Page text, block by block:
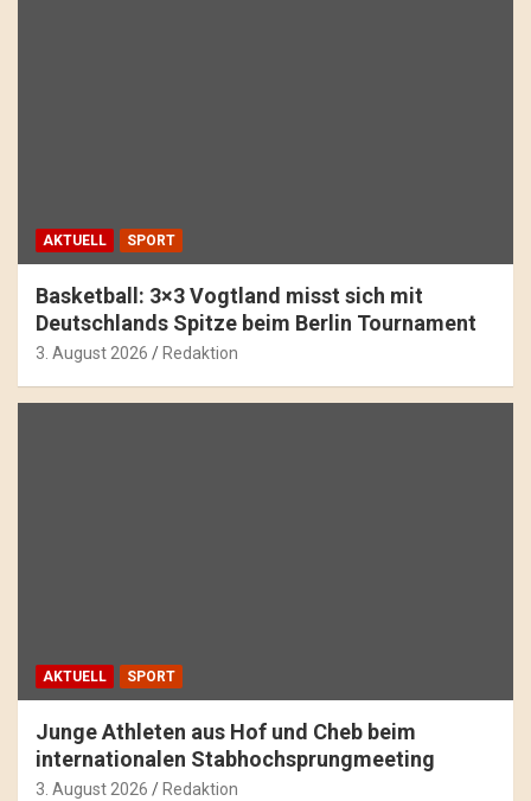
AKTUELL SPORT
Basketball: 3×3 Vogtland misst sich mit
Deutschlands Spitze beim Berlin Tournament
3. August 2026 Redaktion
AKTUELL SPORT
Junge Athleten aus Hof und Cheb beim
internationalen Stabhochsprungmeeting
3. August 2026 Redaktion